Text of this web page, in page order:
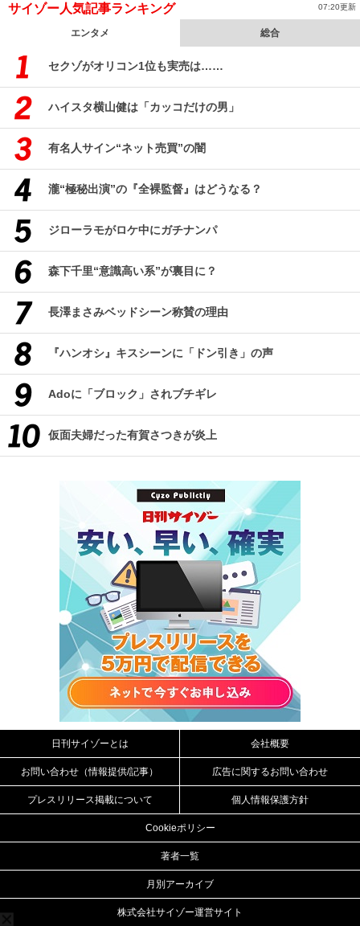
サイゾー人気記事ランキング 07:20更新
エンタメ 総合
セクゾがオリコン1位も実売は……
ハイスタ横山健は「カッコだけの男」
有名人サイン“ネット売買”の闇
瀧“極秘出演”の『全裸監督』はどうなる？
ジローラモがロケ中にガチナンパ
森下千里“意識高い系”が裏目に？
長澤まさみベッドシーン称賛の理由
『ハンオシ』キスシーンに「ドン引き」の声
Adoに「ブロック」されブチギレ
仮面夫婦だった有賀さつきが炎上
日刊サイゾーとは 会社概要
お問い合わせ（情報提供/記事） 広告に関するお問い合わせ
プレスリリース掲載について 個人情報保護方針
Cookieポリシー
著者一覧
月別アーカイブ
株式会社サイゾー運営サイト